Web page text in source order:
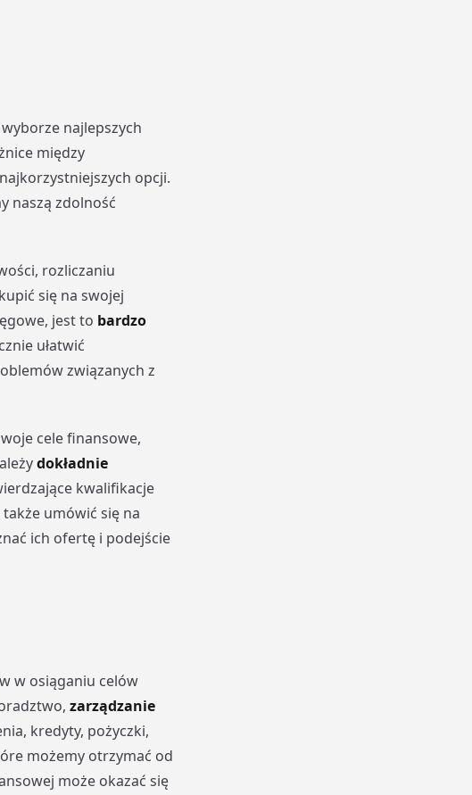
najlepszych
między
opcji.
naszą zdolność
rozliczaniu
się na swojej
jest to bardzo
ułatwić
związanych z
cele finansowe,
dokładnie
kwalifikacje
umówić się na
ich ofertę i podejście
w osiąganiu celów
zarządzanie
kredyty, pożyczki,
możemy otrzymać od
może okazać się